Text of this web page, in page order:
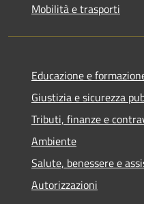
Mobilità e trasporti
Educazione e
Giustizia e sicurezza
Tributi, finanze e
Ambiente
Salute, benessere e
Autorizzazioni